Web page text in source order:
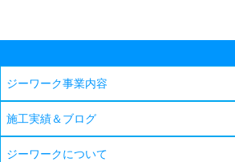
ジーワーク事業内容
施工実績＆ブログ
ジーワークについて